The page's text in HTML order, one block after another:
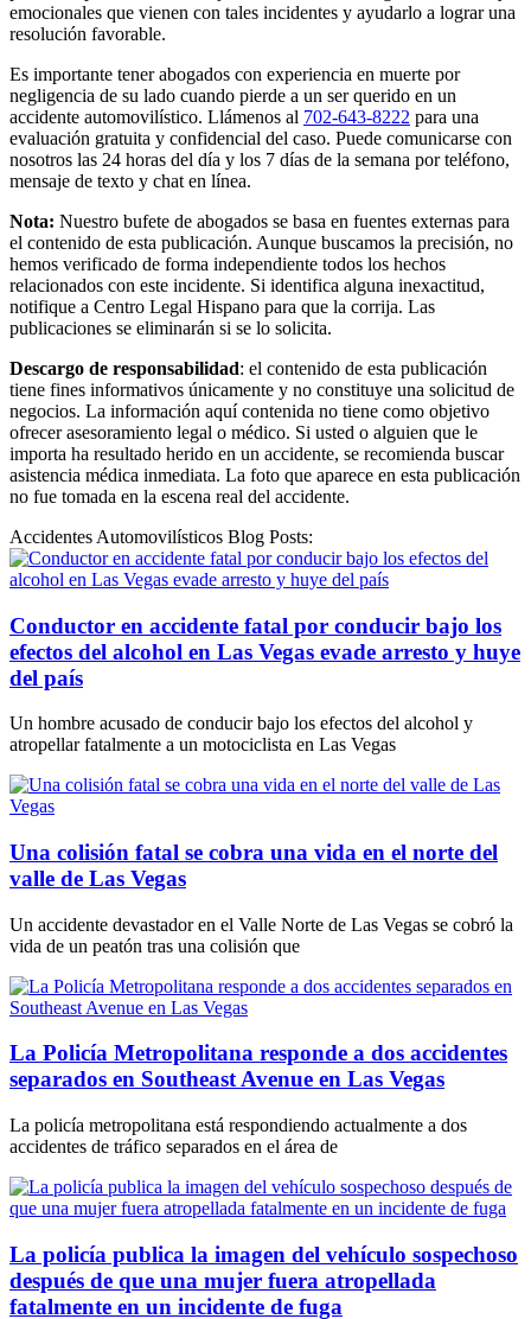
emocionales que vienen con tales incidentes y ayudarlo a lograr una
resolución favorable.
Es importante tener abogados con experiencia en muerte por
negligencia de su lado cuando pierde a un ser querido en un
accidente automovilístico. Llámenos al 702-643-8222 para una
evaluación gratuita y confidencial del caso. Puede comunicarse con
nosotros las 24 horas del día y los 7 días de la semana por teléfono,
mensaje de texto y chat en línea.
Nota: Nuestro bufete de abogados se basa en fuentes externas para
el contenido de esta publicación. Aunque buscamos la precisión, no
hemos verificado de forma independiente todos los hechos
relacionados con este incidente. Si identifica alguna inexactitud,
notifique a Centro Legal Hispano para que la corrija. Las
publicaciones se eliminarán si se lo solicita.
Descargo de responsabilidad: el contenido de esta publicación
tiene fines informativos únicamente y no constituye una solicitud de
negocios. La información aquí contenida no tiene como objetivo
ofrecer asesoramiento legal o médico. Si usted o alguien que le
importa ha resultado herido en un accidente, se recomienda buscar
asistencia médica inmediata. La foto que aparece en esta publicación
no fue tomada en la escena real del accidente.
Accidentes Automovilísticos Blog Posts:
Conductor en accidente fatal por conducir bajo los
efectos del alcohol en Las Vegas evade arresto y huye
del país
Un hombre acusado de conducir bajo los efectos del alcohol y
atropellar fatalmente a un motociclista en Las Vegas
Una colisión fatal se cobra una vida en el norte del
valle de Las Vegas
Un accidente devastador en el Valle Norte de Las Vegas se cobró la
vida de un peatón tras una colisión que
La Policía Metropolitana responde a dos accidentes
separados en Southeast Avenue en Las Vegas
La policía metropolitana está respondiendo actualmente a dos
accidentes de tráfico separados en el área de
La policía publica la imagen del vehículo sospechoso
después de que una mujer fuera atropellada
fatalmente en un incidente de fuga